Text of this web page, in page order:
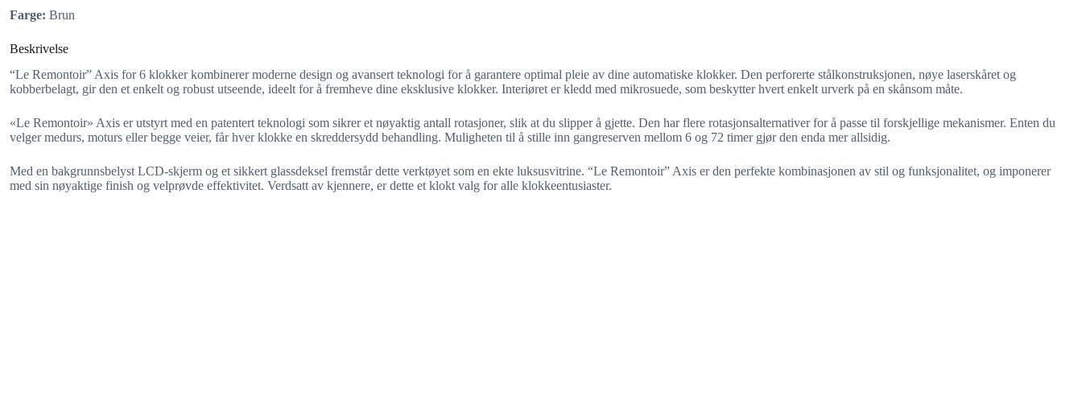
Farge: Brun
Beskrivelse
“Le Remontoir” Axis for 6 klokker kombinerer moderne design og avansert teknologi for å garantere optimal pleie av dine automatiske klokker. Den perforerte stålkonstruksjonen, nøye laserskåret og
kobberbelagt, gir den et enkelt og robust utseende, ideelt for å fremheve dine eksklusive klokker. Interiøret er kledd med mikrosuede, som beskytter hvert enkelt urverk på en skånsom måte.
«Le Remontoir» Axis er utstyrt med en patentert teknologi som sikrer et nøyaktig antall rotasjoner, slik at du slipper å gjette. Den har flere rotasjonsalternativer for å passe til forskjellige mekanismer. Enten du
velger medurs, moturs eller begge veier, får hver klokke en skreddersydd behandling. Muligheten til å stille inn gangreserven mellom 6 og 72 timer gjør den enda mer allsidig.
Med en bakgrunnsbelyst LCD-skjerm og et sikkert glassdeksel fremstår dette verktøyet som en ekte luksusvitrine. “Le Remontoir” Axis er den perfekte kombinasjonen av stil og funksjonalitet, og imponerer
med sin nøyaktige finish og velprøvde effektivitet. Verdsatt av kjennere, er dette et klokt valg for alle klokkeentusiaster.